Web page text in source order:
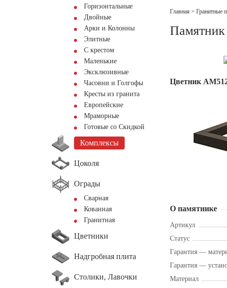
Горизонтальные
Двойные
Арки и Колонны
Элитные
С крестом
Маленькие
Эксклюзивные
Часовни и Голгофы
Кресты из гранита
Европейские
Мраморные
Готовые со Скидкой
Комплексы
Цоколя
Ограды
Сварная
Кованная
Гранитная
Цветники
Надгробная плита
Столики, Лавочки
Главная > Гранитные
Цветник
О памятнике
Артикул
Статус
Гарантия —
Гарантия —
Материал